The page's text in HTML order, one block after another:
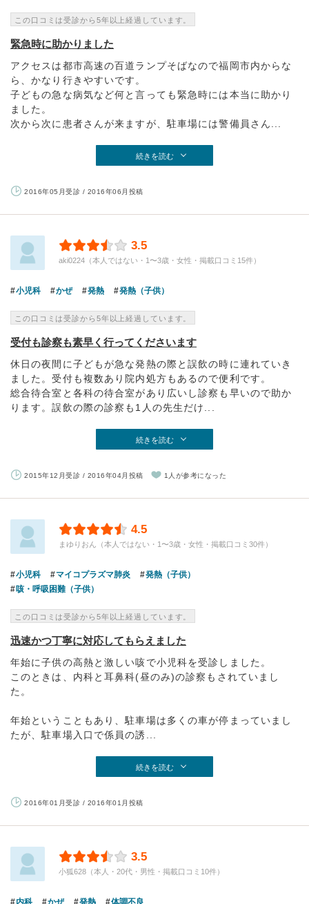
この口コミは受診から5年以上経過しています。
緊急時に助かりました
アクセスは都市高速の百道ランプそばなので福岡市内からな
ら、かなり行きやすいです。
子どもの急な病気など何と言っても緊急時には本当に助かり
ました。
次から次に患者さんが来ますが、駐車場には警備員さん...
続きを読む
2016年05月受診 / 2016年06月投稿
3.5
aki0224（本人ではない・1〜3歳・女性・掲載口コミ15件）
小児科 かぜ 発熱 発熱（子供）
この口コミは受診から5年以上経過しています。
受付も診察も素早く行ってくださいます
休日の夜間に子どもが急な発熱の際と誤飲の時に連れていき
ました。受付も複数あり院内処方もあるので便利です。
総合待合室と各科の待合室があり広いし診察も早いので助か
ります。誤飲の際の診察も1人の先生だけ...
続きを読む
2015年12月受診 / 2016年04月投稿 1人が参考になった
4.5
まゆりおん（本人ではない・1〜3歳・女性・掲載口コミ30件）
小児科 マイコプラズマ肺炎
発熱（子供）
咳・呼吸困難（子供）
この口コミは受診から5年以上経過しています。
迅速かつ丁寧に対応してもらえました
年始に子供の高熱と激しい咳で小児科を受診しました。
このときは、内科と耳鼻科(昼のみ)の診察もされていまし
た。
年始ということもあり、駐車場は多くの車が停まっていまし
たが、駐車場入口で係員の誘...
続きを読む
2016年01月受診 / 2016年01月投稿
3.5
小狐628（本人・20代・男性・掲載口コミ10件）
内科 かぜ 発熱 体調不良